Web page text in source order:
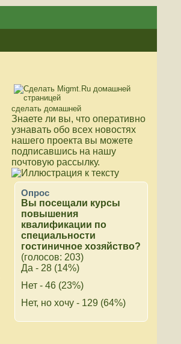
сделать домашней
Знаете ли вы, что оперативно
узнавать обо всех новостях
нашего проекта вы можете
подписавшись на нашу
почтовую рассылку.
Опрос
Вы посещали курсы
повышения
квалификации по
специальности
гостиничное хозяйство?
(голосов: 203)
Да - 28 (14%)
Нет - 46 (23%)
Нет, но хочу - 129 (64%)